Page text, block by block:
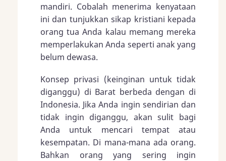
mandiri. Cobalah menerima kenyataan
ini dan tunjukkan sikap kristiani kepada
orang tua Anda kalau memang mereka
memperlakukan Anda seperti anak yang
belum dewasa.
Konsep privasi (keinginan untuk tidak
diganggu) di Barat berbeda dengan di
Indonesia. Jika Anda ingin sendirian dan
tidak ingin diganggu, akan sulit bagi
Anda untuk mencari tempat atau
kesempatan. Di mana-mana ada orang.
Bahkan orang yang sering ingin